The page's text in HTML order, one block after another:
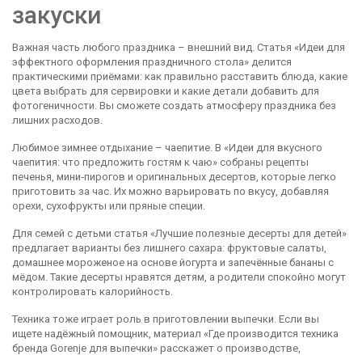
закуски
Важная часть любого праздника – внешний вид. Статья «Идеи для
эффектного оформления праздничного стола» делится
практическими приёмами: как правильно расставить блюда, какие
цвета выбрать для сервировки и какие детали добавить для
фотогеничности. Вы сможете создать атмосферу праздника без
лишних расходов.
Любимое зимнее отдыхание – чаепитие. В «Идеи для вкусного
чаепития: что предложить гостям к чаю» собраны рецепты
печенья, мини‑пирогов и оригинальных десертов, которые легко
приготовить за час. Их можно варьировать по вкусу, добавляя
орехи, сухофрукты или пряные специи.
Для семей с детьми статья «Лучшие полезные десерты для детей»
предлагает варианты без лишнего сахара: фруктовые салаты,
домашнее мороженое на основе йогурта и запечённые бананы с
мёдом. Такие десерты нравятся детям, а родители спокойно могут
контролировать калорийность.
Техника тоже играет роль в приготовлении выпечки. Если вы
ищете надёжный помощник, материал «Где производится техника
бренда Gorenje для выпечки» расскажет о производстве,